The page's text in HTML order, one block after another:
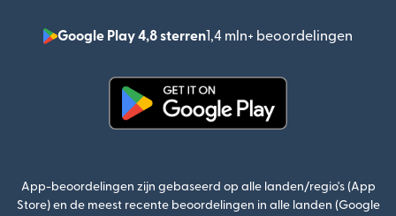
Google Play 4,8 sterren1,4 mln+ beoordelingen
App-beoordelingen zijn gebaseerd op alle landen/regio's (App
Store) en de meest recente beoordelingen in alle landen (Google